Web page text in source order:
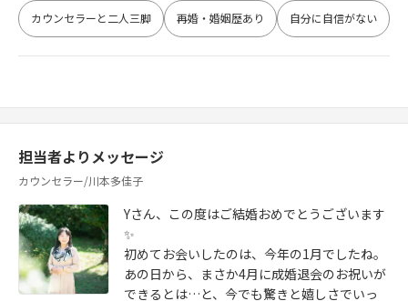
カウンセラーと二人三脚 再婚・婚姻歴あり 自分に自信がない
担当者よりメッセージ
カウンセラー/川本多佳子
Yさん、この度はご結婚おめでとうございます
✨
初めてお会いしたのは、今年の1月でしたね。
あの日から、まさか4月に成婚退会のお祝いが
できるとは…と、今でも驚きと嬉しさでいっ